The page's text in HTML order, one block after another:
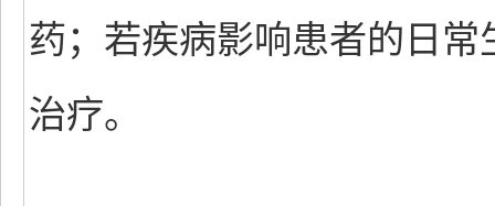
药；若疾病影响患者的日
治疗。